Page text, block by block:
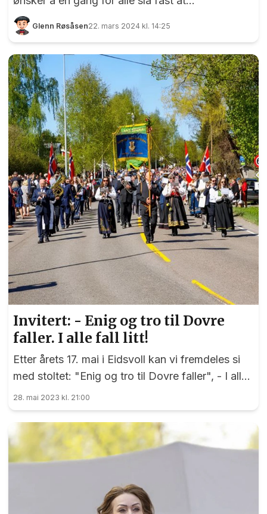
nasjonaldagen må feires også i midtbygda.
Tidligere holdt kommunen i to arrangementer, et
Eidsvoll kirke. Etter 200-årsjubileet i 2014 ble det
annerledes. Da ble hele kommunen samlet på
Eidsvoll Verk, og siden har det vært diskusjoner.
17. mai ved Tingvoll har lange tradisjoner. Her ser
vi elever fra Gullverket skole på vei til Tingvoll i
1968. Foto: Bry & Skuggedal
Glenn Røsåsen22. mars 2024 kl. 14:25
Invitert: - Enig og tro til Dovre
faller. I alle fall litt!
Etter årets 17. mai i Eidsvoll kan vi fremdeles si
med stoltet: "Enig og tro til Dovre faller", - I alle
fall litt, skriver Tove Kjellerød i vår invitert-spalte.
28. mai 2023 kl. 21:00